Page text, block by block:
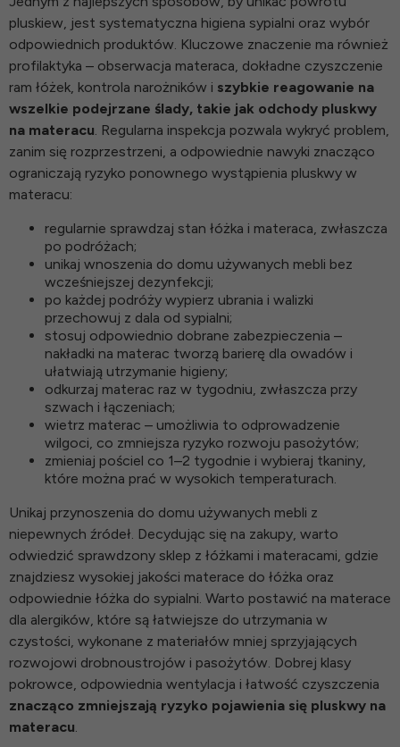
pluskiew, jest systematyczna higiena sypialni oraz wybór
odpowiednich produktów. Kluczowe znaczenie ma również
profilaktyka – obserwacja materaca, dokładne czyszczenie
ram łóżek, kontrola narożników i szybkie reagowanie na
wszelkie podejrzane ślady, takie jak odchody pluskwy
na materacu. Regularna inspekcja pozwala wykryć problem,
zanim się rozprzestrzeni, a odpowiednie nawyki znacząco
ograniczają ryzyko ponownego wystąpienia pluskwy w
materacu:
regularnie sprawdzaj stan łóżka i materaca, zwłaszcza
po podróżach;
unikaj wnoszenia do domu używanych mebli bez
wcześniejszej dezynfekcji;
po każdej podróży wypierz ubrania i walizki
przechowuj z dala od sypialni;
stosuj odpowiednio dobrane zabezpieczenia –
nakładki na materac tworzą barierę dla owadów i
ułatwiają utrzymanie higieny;
odkurzaj materac raz w tygodniu, zwłaszcza przy
szwach i łączeniach;
wietrz materac – umożliwia to odprowadzenie
wilgoci, co zmniejsza ryzyko rozwoju pasożytów;
zmieniaj pościel co 1–2 tygodnie i wybieraj tkaniny,
które można prać w wysokich temperaturach.
Unikaj przynoszenia do domu używanych mebli z
niepewnych źródeł. Decydując się na zakupy, warto
odwiedzić sprawdzony sklep z łóżkami i materacami, gdzie
znajdziesz wysokiej jakości materace do łóżka oraz
odpowiednie łóżka do sypialni. Warto postawić na materace
dla alergików, które są łatwiejsze do utrzymania w
czystości, wykonane z materiałów mniej sprzyjających
rozwojowi drobnoustrojów i pasożytów. Dobrej klasy
pokrowce, odpowiednia wentylacja i łatwość czyszczenia
znacząco zmniejszają ryzyko pojawienia się pluskwy na
materacu.